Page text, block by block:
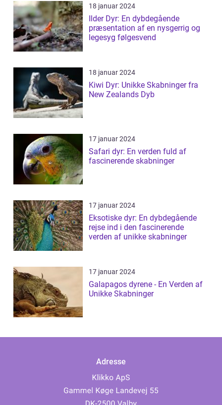
18 januar 2024
Ilder Dyr: En dybdegående
præsentation af en nysgerrig og
legesyg følgesvend
18 januar 2024
Kiwi Dyr: Unikke Skabninger fra
New Zealands Dyb
17 januar 2024
Safari dyr: En verden fuld af
fascinerende skabninger
17 januar 2024
Eksotiske dyr: En dybdegående
rejse ind i den fascinerende
verden af unikke skabninger
17 januar 2024
Galapagos dyrene - En Verden af
Unikke Skabninger
Adresse